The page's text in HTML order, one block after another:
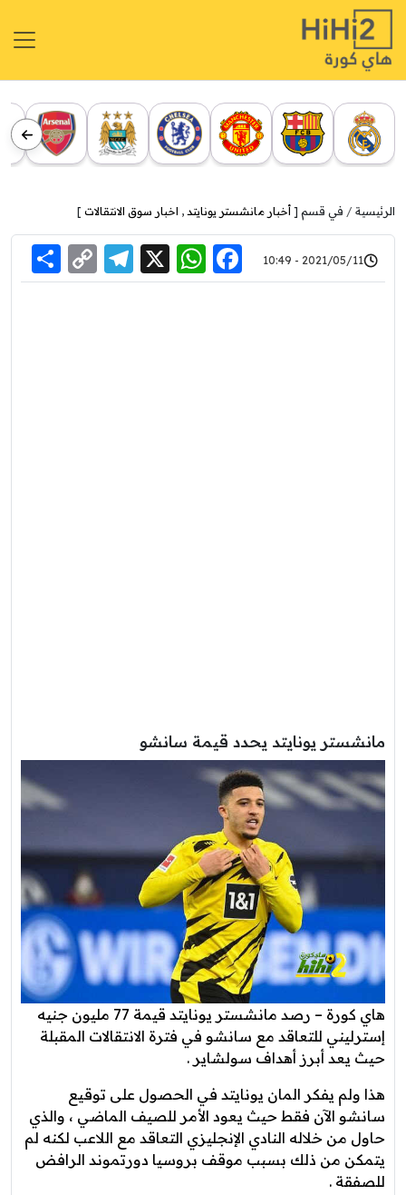
الرئيسية في قسم [ أخبار مانشستر يونايتد , اخبار سوق الانتقالات ]
2021/05/11 - 10:49
Facebook
WhatsApp
X
Link
مانشستر يونايتد يحدد قيمة سانشو
هاي كورة – رصد مانشستر يونايتد قيمة 77 مليون جنيه
إسترليني للتعاقد مع سانشو في فترة الانتقالات المقبلة
حيث يعد أبرز أهداف سولشاير .
هذا ولم يفكر المان يونايتد في الحصول على توقيع
سانشو الآن فقط حيث يعود الأمر للصيف الماضي ، والذي
حاول من خلاله النادي الإنجليزي التعاقد مع اللاعب لكنه لم
يتمكن من ذلك بسبب موقف بروسيا دورتموند الرافض
للصفقة .